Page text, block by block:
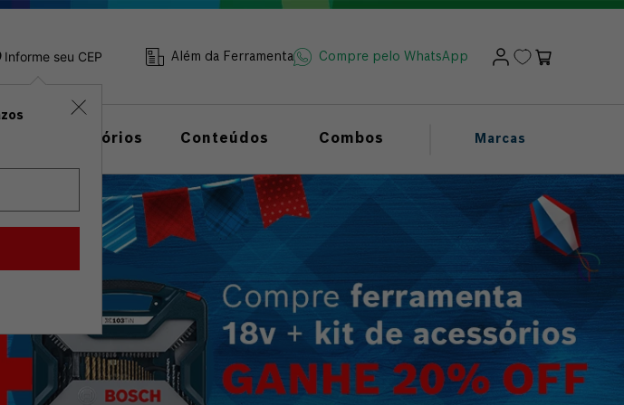
Informe seu CEP Além da Ferramenta Compre pelo WhatsApp
Acessórios Conteúdos Combos Marcas